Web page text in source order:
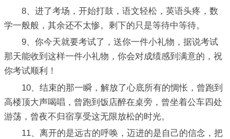
8、进了考场，开始打鼓，语文轻松，英语头疼，数
学一般般，其余还不太惨。剩下的只是等待中等待。
9、你今天就要考试了，送你一件小礼物，据说考试
那天能收到这样一件小礼物，你会对成绩感到满意的，祝
你考试顺利！
10、结束的那一瞬，解放了心底所有的惆怅，曾跑到
高楼顶大声喝唱，曾跑到饭店醉在桌旁，曾坐着公车四处
游荡，曾夜不归宿享受这无限放松的时光。
11、离开的是远古的呼唤，迈进的是自己的信念，把